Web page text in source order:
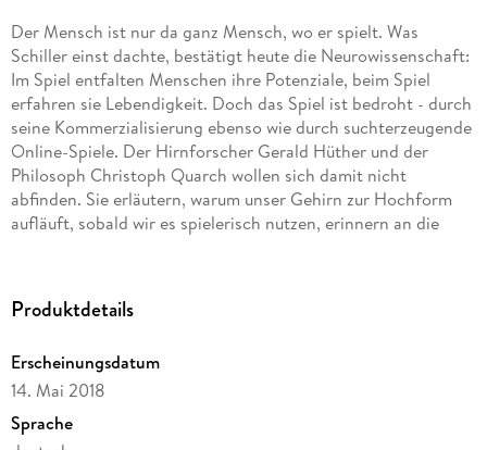
Der Mensch ist nur da ganz Mensch, wo er spielt. Was
Schiller einst dachte, bestätigt heute die Neurowissenschaft:
Im Spiel entfalten Menschen ihre Potenziale, beim Spiel
erfahren sie Lebendigkeit. Doch das Spiel ist bedroht - durch
seine Kommerzialisierung ebenso wie durch suchterzeugende
Online-Spiele. Der Hirnforscher Gerald Hüther und der
Philosoph Christoph Quarch wollen sich damit nicht
abfinden. Sie erläutern, warum unser Gehirn zur Hochform
aufläuft, sobald wir es spielerisch nutzen, erinnern an die
verlieren.
Produktdetails
Erscheinungsdatum
14. Mai 2018
Sprache